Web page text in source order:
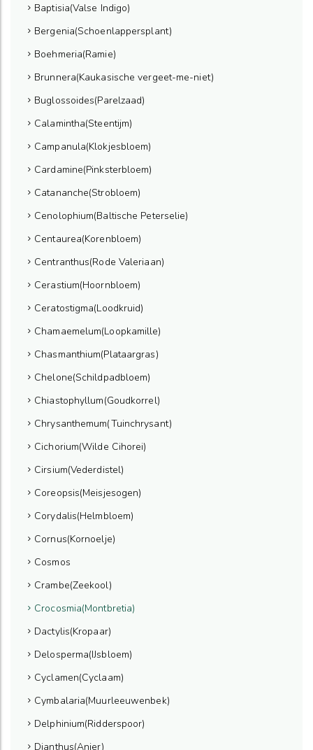
Baptisia(Valse Indigo)
Bergenia(Schoenlappersplant)
Boehmeria(Ramie)
Brunnera(Kaukasische vergeet-me-niet)
Buglossoides(Parelzaad)
Calamintha(Steentijm)
Campanula(Klokjesbloem)
Cardamine(Pinksterbloem)
Catananche(Strobloem)
Cenolophium(Baltische Peterselie)
Centaurea(Korenbloem)
Centranthus(Rode Valeriaan)
Cerastium(Hoornbloem)
Ceratostigma(Loodkruid)
Chamaemelum(Loopkamille)
Chasmanthium(Plataargras)
Chelone(Schildpadbloem)
Chiastophyllum(Goudkorrel)
Chrysanthemum(Tuinchrysant)
Cichorium(Wilde Cihorei)
Cirsium(Vederdistel)
Coreopsis(Meisjesogen)
Corydalis(Helmbloem)
Cornus(Kornoelje)
Cosmos
Crambe(Zeekool)
Crocosmia(Montbretia)
Dactylis(Kropaar)
Delosperma(IJsbloem)
Cyclamen(Cyclaam)
Cymbalaria(Muurleeuwenbek)
Delphinium(Ridderspoor)
Dianthus(Anjer)